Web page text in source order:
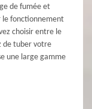
de fumée et
le fonctionnement
choisir entre le
de tuber votre
une large gamme